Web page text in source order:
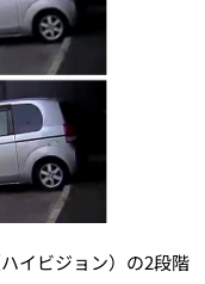
イビジョン）の2段階